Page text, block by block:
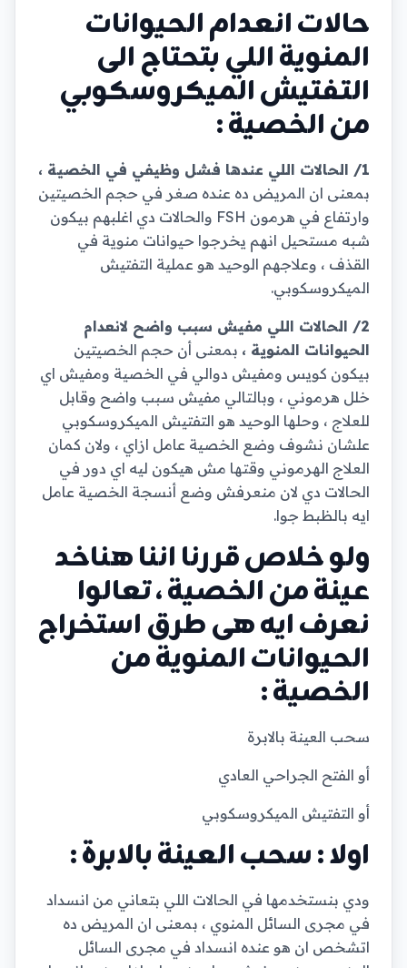
حالات انعدام الحيوانات
المنوية اللي بتحتاج الى
التفتيش الميكروسكوبي
من الخصية :
1/ الحالات اللي عندها فشل وظيفي في الخصية ،
بمعنى ان المريض ده عنده صغر في حجم الخصيتين
وارتفاع في هرمون FSH والحالات دي اغلبهم بيكون
شبه مستحيل انهم يخرجوا حيوانات منوية في
القذف ، وعلاجهم الوحيد هو عملية التفتيش
الميكروسكوبي.
2/ الحالات اللي مفيش سبب واضح لانعدام
الحيوانات المنوية ، بمعنى أن حجم الخصيتين
بيكون كويس ومفيش دوالي في الخصية ومفيش اي
خلل هرموني ، وبالتالي مفيش سبب واضح وقابل
للعلاج ، وحلها الوحيد هو التفتيش الميكروسكوبي
علشان نشوف وضع الخصية عامل ازاي ، ولان كمان
العلاج الهرموني وقتها مش هيكون ليه اي دور في
الحالات دي لان منعرفش وضع أنسجة الخصية عامل
ايه بالظبط جوا.
ولو خلاص قررنا اننا هناخد
عينة من الخصية ، تعالوا
نعرف ايه هى طرق استخراج
الحيوانات المنوية من
الخصية :
سحب العينة بالابرة
أو الفتح الجراحي العادي
أو التفتيش الميكروسكوبي
اولا : سحب العينة بالابرة :
ودي بنستخدمها في الحالات اللي بتعاني من انسداد
في مجرى السائل المنوي ، بمعنى ان المريض ده
اتشخص ان هو عنده انسداد في مجرى السائل